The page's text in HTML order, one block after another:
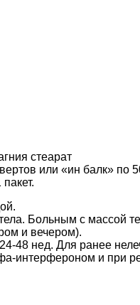
стеарат
или «ин балк» по
Больным с массой
и вечером).
48 нед. Для ранее
интерфероном и при